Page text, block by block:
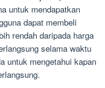
untuk mendapatkan
dapat membeli
rendah daripada harga
selama waktu
untuk mengetahui kapan